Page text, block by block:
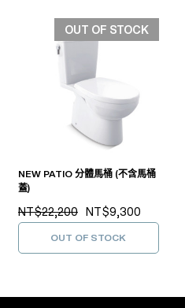
OUT OF STOCK
NEW PATIO 分體馬桶 (不含馬桶
蓋)
NT$22,200 NT$9,300
OUT OF STOCK